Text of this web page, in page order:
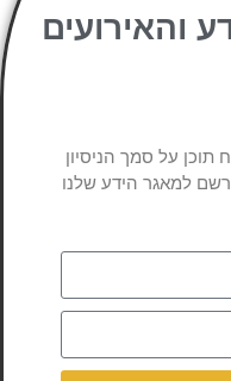
והאירועים
על סמך הניסיון
למאגר הידע שלנו